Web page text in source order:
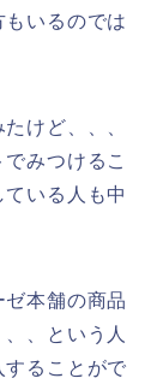
いるのでは
けど、、、
みつけるこ
いる人も中
本舗の商品
、という人
ることがで